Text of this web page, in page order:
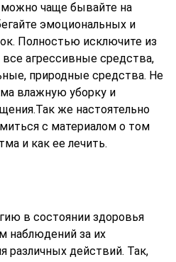
чаще бывайте на
эмоциональных и
Полностью исключите из
агрессивные средства,
природные средства. Не
влажную уборку и
же настоятельно
с материалом о том
и как ее лечить.
в состоянии здоровья
наблюдений за их
различных действий. Так,